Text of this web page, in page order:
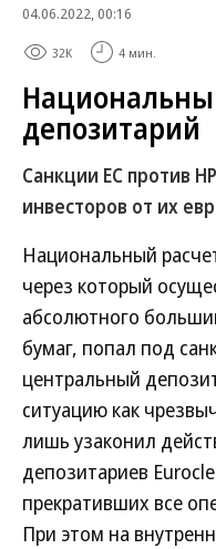
04.06.2022, 00:16
32K 4 мин.
депозитарий
Санкции ЕС против
инвесторов от их
Национальный
через который
абсолютного
бумаг, попал под
центральный
ситуацию как
лишь узаконил
депозитариев
прекративших все
При этом на